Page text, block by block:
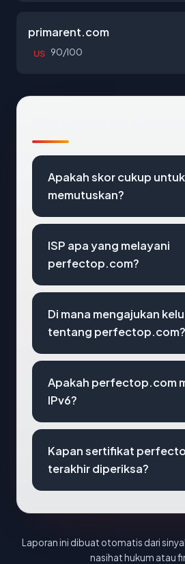
primarent.com
US 90/100
Apakah skor cukup untuk
memutuskan?
ISP apa yang melayani
perfectop.com?
Di mana mengajukan
tentang perfectop.com?
Apakah perfectop.com
IPv6?
Kapan sertifikat
terakhir diperiksa?
Laporan ini dibuat otomatis dari
nasihat hukum atau